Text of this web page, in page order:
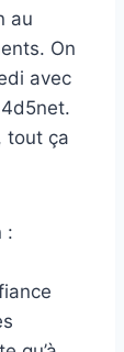
au
On
avec
tout ça
: